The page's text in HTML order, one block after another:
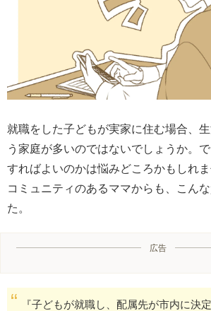
就職をした子どもが実家に住む場合、
う家庭が多いのではないでしょうか。
すればよいのかは悩みどころかもしれ
コミュニティのあるママからも、こん
た。
広告
『子どもが就職し、配属先が市内に決